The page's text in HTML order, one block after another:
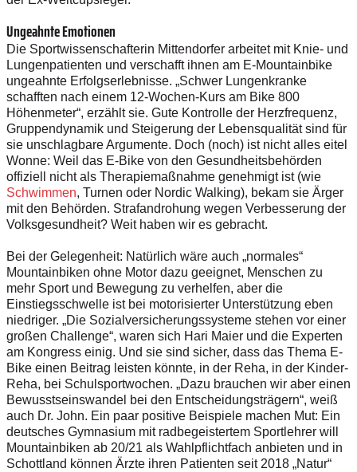
Ungeahnte Emotionen
Die Sportwissenschafterin Mittendorfer arbeitet mit Knie- und
Lungenpatienten und verschafft ihnen am E-Mountainbike
ungeahnte Erfolgserlebnisse. „Schwer Lungenkranke
schafften nach einem 12-Wochen-Kurs am Bike 800
Höhenmeter“, erzählt sie. Gute Kontrolle der Herzfrequenz,
Gruppendynamik und Steigerung der Lebensqualität sind für
sie unschlagbare Argumente. Doch (noch) ist nicht alles eitel
Wonne: Weil das E-Bike von den Gesundheitsbehörden
offiziell nicht als Therapiemaßnahme genehmigt ist (wie
Schwimmen, Turnen oder Nordic Walking), bekam sie Ärger
mit den Behörden. Strafandrohung wegen Verbesserung der
Volksgesundheit? Weit haben wir es gebracht.
Bei der Gelegenheit: Natürlich wäre auch „normales“
Mountainbiken ohne Motor dazu geeignet, Menschen zu
mehr Sport und Bewegung zu verhelfen, aber die
Einstiegsschwelle ist bei motorisierter Unterstützung eben
niedriger. „Die Sozialversicherungssysteme stehen vor einer
großen Challenge“, waren sich Hari Maier und die Experten
am Kongress einig. Und sie sind sicher, dass das Thema E-
Bike einen Beitrag leisten könnte, in der Reha, in der Kinder-
Reha, bei Schulsportwochen. „Dazu brauchen wir aber einen
Bewusstseinswandel bei den Entscheidungsträgern“, weiß
auch Dr. John. Ein paar positive Beispiele machen Mut: Ein
deutsches Gymnasium mit radbegeistertem Sportlehrer will
Mountainbiken ab 20/21 als Wahlpflichtfach anbieten und in
Schottland können Ärzte ihren Patienten seit 2018 „Natur“